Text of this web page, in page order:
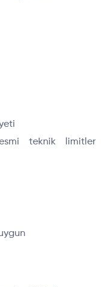
teknik limitler